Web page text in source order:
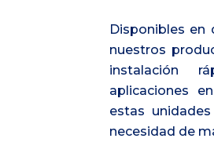
Disponibles en
nuestros
instalación
aplicaciones
estas
necesidad de